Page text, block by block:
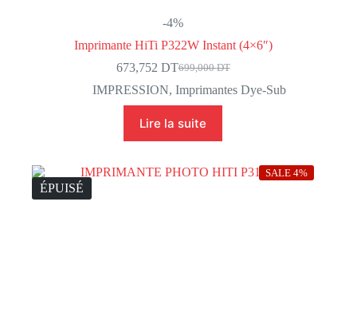
-4%
Imprimante HiTi P322W Instant (4×6″)
699,000DT
Le
prix
initial
était :
699,000 DT.
673,752 DTLe
prix
actuel
673,752 DT.
IMPRESSION, Imprimantes Dye-Sub
Lire la suite
ÉPUISÉ
SALE 4%